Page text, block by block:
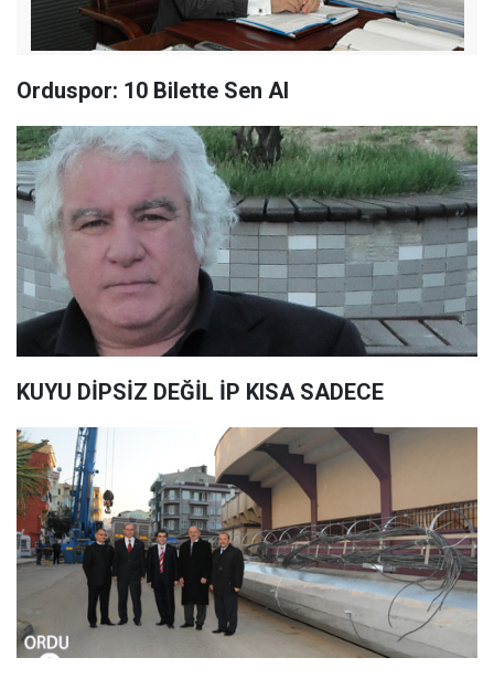
Orduspor: 10 Bilette Sen Al
KUYU DİPSİZ DEĞİL İP KISA SADECE